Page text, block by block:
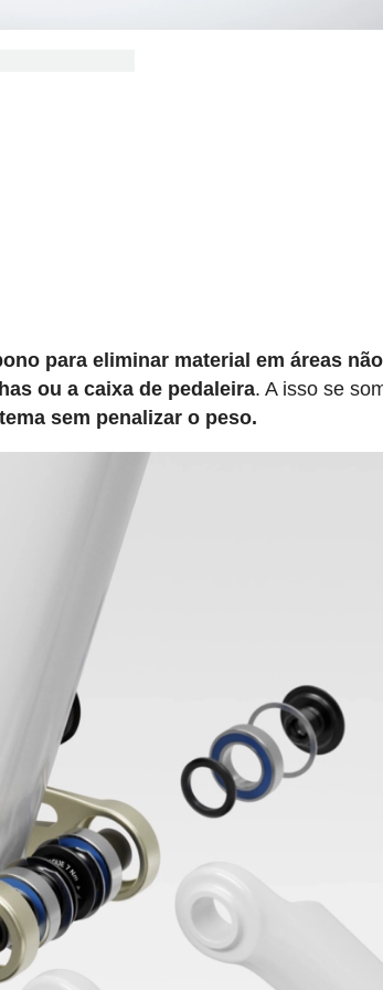
para eliminar material em áreas não
ou a caixa de pedaleira. A isso se
sem penalizar o peso.